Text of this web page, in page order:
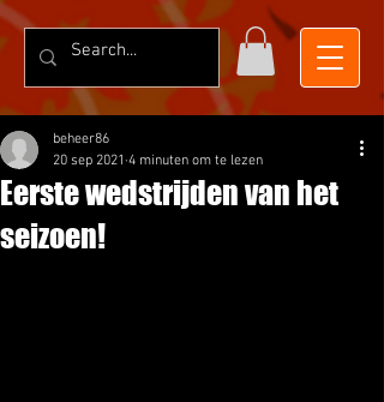
Eerste wedstrijden van het
seizoen!
beheer86
20 sep 2021 4 minuten om te lezen